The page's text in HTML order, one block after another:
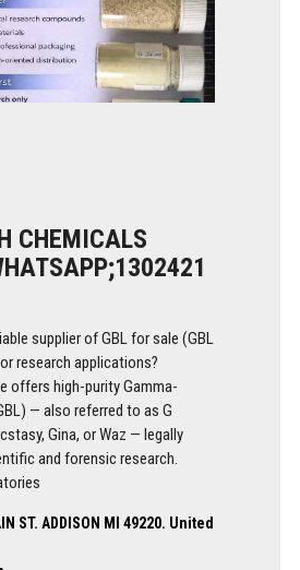
CHEMICALS
supplier of GBL for sale (GBL
research applications?
offers high-purity Gamma-
— also referred to as G
Gina, or Waz — legally
and forensic research.
ST. ADDISON MI 49220. United